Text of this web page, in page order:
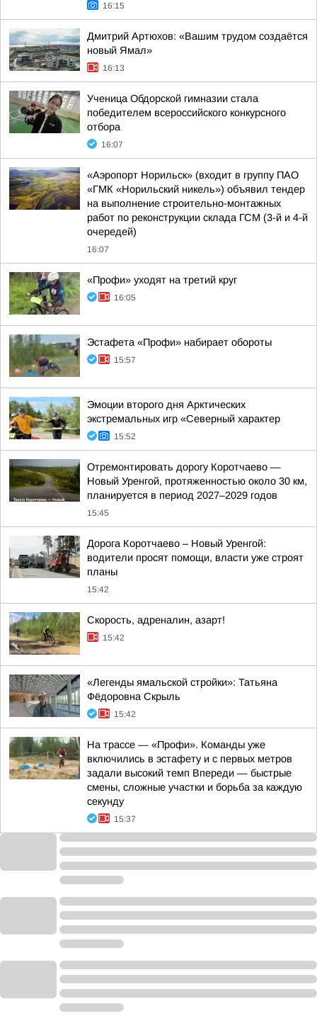
16:15
Дмитрий Артюхов: «Вашим трудом создаётся
новый Ямал»
16:13
Ученица Обдорской гимназии стала
победителем всероссийского конкурсного
отбора
16:07
«Аэропорт Норильск» (входит в группу ПАО
«ГМК «Норильский никель») объявил тендер
на выполнение строительно-монтажных
работ по реконструкции склада ГСМ (3-й и 4-й
очередей)
16:07
«Профи» уходят на третий круг
16:05
Эстафета «Профи» набирает обороты
15:57
Эмоции второго дня Арктических
экстремальных игр «Северный характер
15:52
Отремонтировать дорогу Коротчаево —
Новый Уренгой, протяженностью около 30 км,
планируется в период 2027–2029 годов
15:45
Дорога Коротчаево – Новый Уренгой:
водители просят помощи, власти уже строят
планы
15:42
Скорость, адреналин, азарт!
15:42
«Легенды ямальской стройки»: Татьяна
Фёдоровна Скрыль
15:42
На трассе — «Профи». Команды уже
включились в эстафету и с первых метров
задали высокий темп Впереди — быстрые
смены, сложные участки и борьба за каждую
секунду
15:37